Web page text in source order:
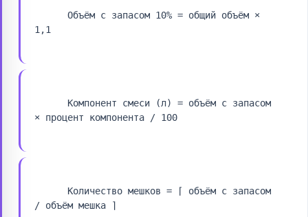
Объём с запасом 10% = общий объём ×
1,1
Компонент смеси (л) = объём с запасом
× процент компонента / 100
Количество мешков = ⌈ объём с запасом
/ объём мешка ⌉